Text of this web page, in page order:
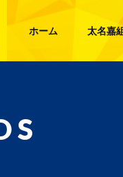
ホーム 太名嘉